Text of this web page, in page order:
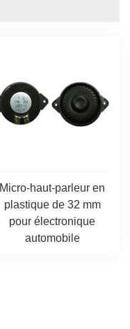
Micro-haut-parleur en
plastique de 32 mm
pour électronique
automobile